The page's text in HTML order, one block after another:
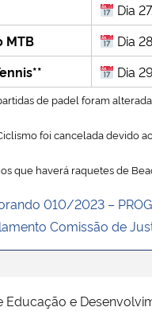
Dia
MTB
Dia
Dia
de padel foram
foi cancelada devido
que haverá raquetes de
010/2023 –
Comissão de
Educação e